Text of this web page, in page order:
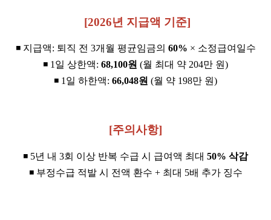
[2026년 지급액 기준]
◾ 지급액: 퇴직 전 3개월 평균임금의 60% × 소정급여일수
◾ 1일 상한액: 68,100원 (월 최대 약 204만 원)
◾ 1일 하한액: 66,048원 (월 약 198만 원)
[주의사항]
◾ 5년 내 3회 이상 반복 수급 시 급여액 최대 50% 삭감
◾ 부정수급 적발 시 전액 환수 + 최대 5배 추가 징수